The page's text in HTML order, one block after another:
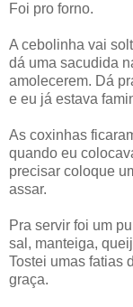
Foi pro forno.
A cebolinha vai
dá uma sacudida
amolecerem. Dá
e eu já estava
As coxinhas
quando eu
precisar coloque
assar.
Pra servir foi um
sal, manteiga,
Tostei umas fatias
graça.